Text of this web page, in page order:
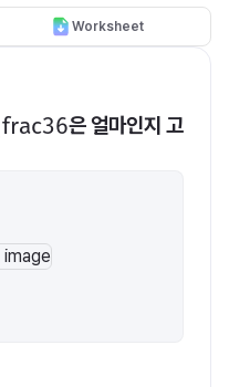
Worksheet
은 얼마인지 고